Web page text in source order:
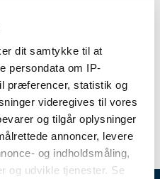
dit samtykke til at
persondata om IP-
præferencer, statistik og
videregives til vores
og tilgår oplysninger
annoncer, levere
og indholdsmåling,
og udvikle tjenester. Se
mod Horns
af fyret huser i dag
ny udstilling om Horns